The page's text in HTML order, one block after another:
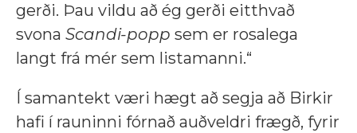
gerði. Þau vildu að ég gerði eitthvað
svona Scandi-popp sem er rosalega
langt frá mér sem listamanni.“
Í samantekt væri hægt að segja að Birkir
hafi í rauninni fórnað auðveldri frægð, fyrir